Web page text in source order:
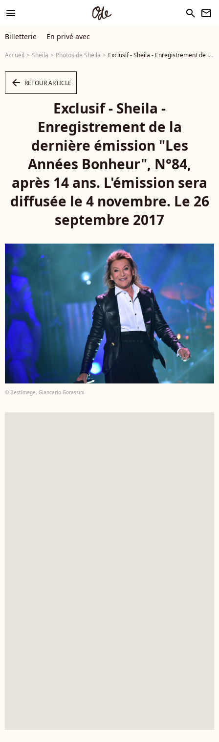
menu search newsletter
Billetterie En privé avec
Accueil Sheila Photos de Sheila Exclusif - Sheila - Enregistrement de la dernière émission "Les Années Bonheur", N°84, après 14 ans. L'émission sera diffusée le 4 novembre. Le 26 septembre 2017 © Giancarlo Gorassini / Bestimage - Photo
arrow_left RETOUR ARTICLE
Exclusif - Sheila -
Enregistrement de la
dernière émission "Les
Années Bonheur", N°84,
après 14 ans. L'émission sera
diffusée le 4 novembre. Le 26
septembre 2017
© BestImage, Giancarlo Gorassini